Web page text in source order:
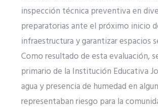
inspección técnica preventiva en
preparatorias ante el próximo inicio
infraestructura y garantizar espacios
Como resultado de esta evaluación,
primario de la Institución Educativa
agua y presencia de humedad en
representaban riesgo para la